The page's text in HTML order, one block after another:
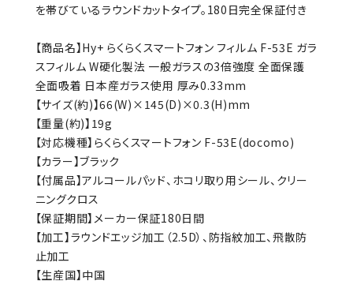
を帯びているラウンドカットタイプ。180日完全保証付き
【商品名】Hy+ らくらくスマートフォン フィルム F-53E ガラ
スフィルム W硬化製法 一般ガラスの3倍強度 全面保護
全面吸着 日本産ガラス使用 厚み0.33mm
【サイズ(約)】66(W)×145(D)×0.3(H)mm
【重量(約)】19g
【対応機種】らくらくスマートフォン F-53E(docomo)
【カラー】ブラック
【付属品】アルコールパッド、ホコリ取り用シール、クリー
ニングクロス
【保証期間】メーカー保証180日間
【加工】ラウンドエッジ加工（2.5D）、防指紋加工、飛散防
止加工
【生産国】中国